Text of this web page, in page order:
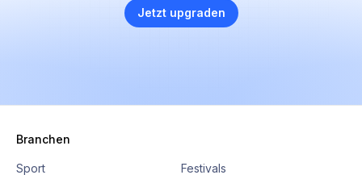
Jetzt upgraden
Branchen
Sport
Festivals